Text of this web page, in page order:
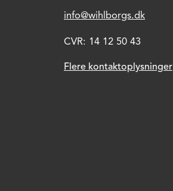
info@wihlborgs.dk
CVR: 14 12 50 43
Flere kontaktoplysninger